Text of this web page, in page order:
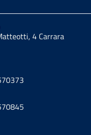
4 Carrara